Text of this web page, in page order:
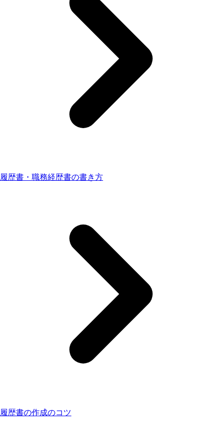
履歴書・職務経歴書の書き方
履歴書の作成のコツ